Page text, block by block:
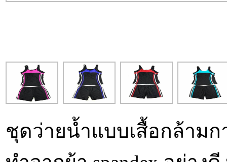
ชุดว่ายน้ำแบบเสื้อกล้ามก